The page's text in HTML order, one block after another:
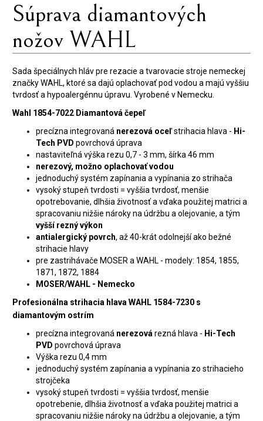
Súprava diamantových
nožov WAHL
Sada špeciálnych hláv pre rezacie a tvarovacie stroje nemeckej
značky WAHL, ktoré sa dajú oplachovať pod vodou a majú vyššiu
tvrdosť a hypoalergénnu úpravu. Vyrobené v Nemecku.
Wahl 1854-7022 Diamantová čepeľ
precízna integrovaná nerezová oceľstrihacia hlava - Hi-
Tech PVD povrchová úprava
nastaviteľná výška rezu 0,7 - 3 mm, šírka 46 mm
nerezový, možno oplachovať vodou
jednoduchý systém zapínania a vypínania zo strihača
vysoký stupeň tvrdosti = vyššia tvrdosť, menšie
opotrebovanie, dlhšia životnosť a vďaka použitej matrici a
spracovaniu nižšie nároky na údržbu a olejovanie, a tým
vyšší rezný výkon
antialergický povrch, až 40-krát odolnejší ako bežné
strihacie hlavy
pre zastrihávače MOSER a WAHL - modely: 1854, 1855,
1871, 1872, 1884
MOSER/WAHL - Nemecko
Profesionálna strihacia hlava WAHL 1584-7230 s
diamantovým ostrím
precízna integrovaná nerezová rezná hlava - Hi-Tech
PVD povrchová úprava
Výška rezu 0,4 mm
jednoduchý systém zapínania a vypínania zo strihacieho
strojčeka
vysoký stupeň tvrdosti = vyššia tvrdosť, menšie
opotrebenie, dlhšia životnosť a vďaka použitej matrici a
spracovaniu nižšie nároky na údržbu a olejovanie, a tým